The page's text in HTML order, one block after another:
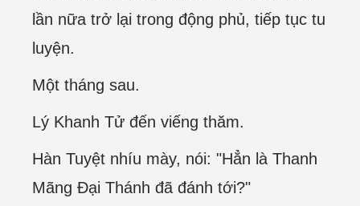
lần nữa trở lại trong động phủ, tiếp tục tu
luyện.
Một tháng sau.
Lý Khanh Tử đến viếng thăm.
Hàn Tuyệt nhíu mày, nói: "Hẳn là Thanh
Mãng Đại Thánh đã đánh tới?"